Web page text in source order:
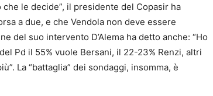
le decide”, il presidente del Copasir ha
a due, e che Vendola non deve essere
del suo intervento D’Alema ha detto anche: “Ho
Pd il 55% vuole Bersani, il 22-23% Renzi, altri
La “battaglia” dei sondaggi, insomma, è